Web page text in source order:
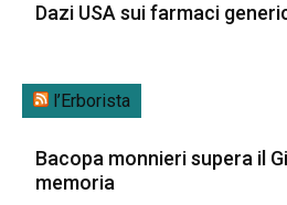
Dazi USA sui farmaci
l’Erborista
Bacopa monnieri supera il
memoria